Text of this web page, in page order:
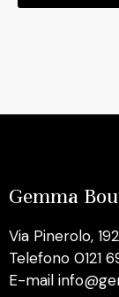
Gemma
Via Pinerolo,
Telefono 0121
E-mail